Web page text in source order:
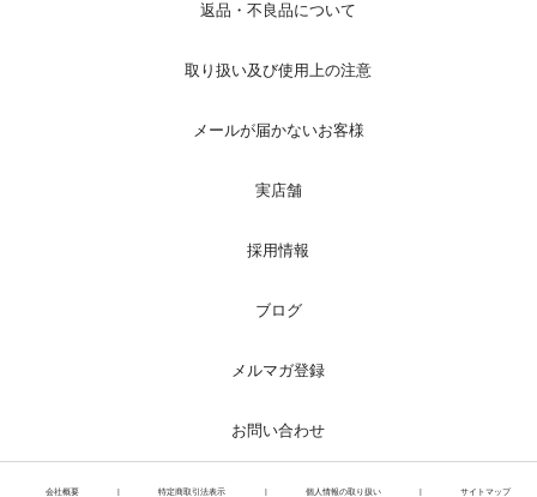
返品・不良品について
取り扱い及び使用上の注意
メールが届かないお客様
実店舗
採用情報
ブログ
メルマガ登録
お問い合わせ
会社概要 特定商取引法表示 個人情報の取り扱い サイトマップ